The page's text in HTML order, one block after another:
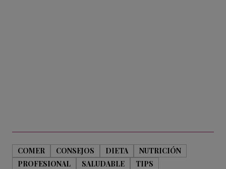
COMER CONSEJOS DIETA
NUTRICIÓN
PROFESIONAL
SALUDABLE TIPS